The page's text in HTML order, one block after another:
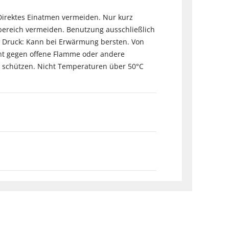
Einatmen vermeiden. Nur kurz
vermeiden. Benutzung ausschließlich
Kann bei Erwärmung bersten. Von
gegen offene Flamme oder andere
Nicht Temperaturen über 50°C